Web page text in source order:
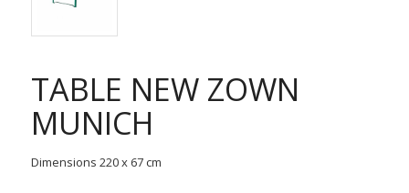
TABLE NEW ZOWN
MUNICH
Dimensions 220 x 67 cm